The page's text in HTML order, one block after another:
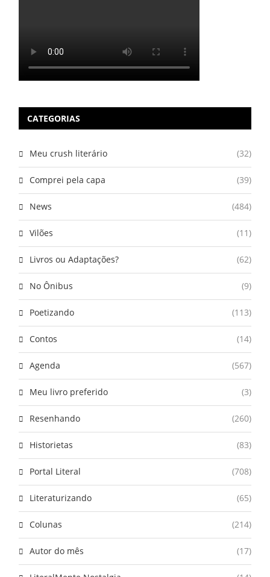
CATEGORIAS
Meu crush literário (32)
Comprei pela capa (39)
News (484)
Vilões (11)
Livros ou Adaptações? (62)
No Ônibus (9)
Poetizando (113)
Contos (14)
Agenda (567)
Meu livro preferido (3)
Resenhando (260)
Historietas (83)
Portal Literal (708)
Literaturizando (65)
Colunas (214)
Autor do mês (17)